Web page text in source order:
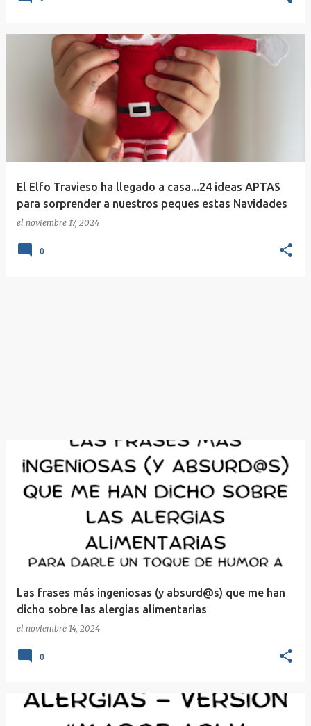
El Elfo Travieso ha llegado a casa...24 ideas APTAS
para sorprender a nuestros peques estas Navidades
el noviembre 17, 2024
0
Las frases más ingeniosas (y absurd@s) que me han
dicho sobre las alergias alimentarias
el noviembre 14, 2024
0